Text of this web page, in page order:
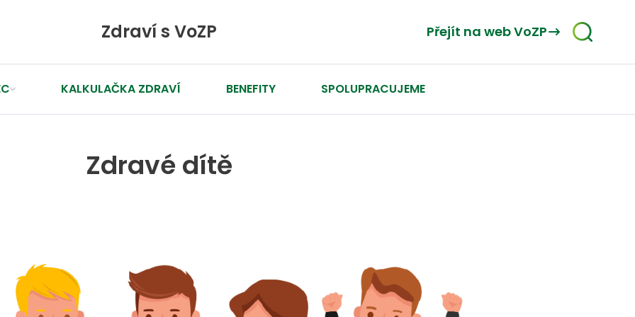
Zdraví s VoZP Přejít na web VoZP
KALKULAČKA ZDRAVÍ BENEFITY
SPOLUPRACUJEME
Zdravé dítě